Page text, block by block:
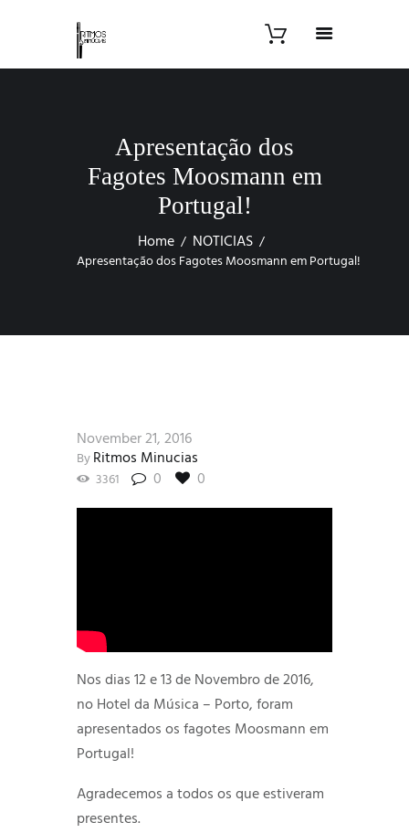
Apresentação dos
Fagotes Moosmann em
Portugal!
Home NOTICIAS
Apresentação dos Fagotes Moosmann em Portugal!
November 21, 2016
ByRitmos Minucias
3361 0 0
Nos dias 12 e 13 de Novembro de 2016,
no Hotel da Música – Porto, foram
apresentados os fagotes Moosmann em
Portugal!
Agradecemos a todos os que estiveram
presentes.